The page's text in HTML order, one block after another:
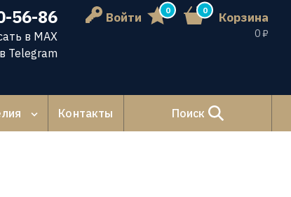
56-86
в MAX
Telegram
Войти 0 0 Корзина
0 ₽
Контакты Поиск